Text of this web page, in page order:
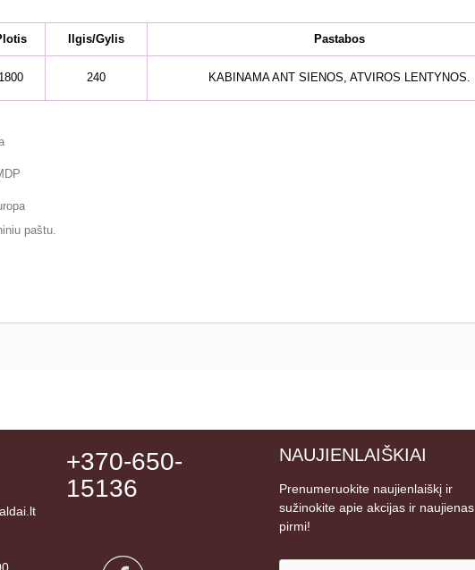
Ilgis/Gylis Pastabos
1800 240 KABINAMA ANT SIENOS, ATVIROS LENTYNOS.
paštu.
+370-650-
15136
NAUJIENLAIŠKIAI
Prenumeruokite naujienlaiškį ir
sužinokite apie akcijas ir naujienas
pirmi!